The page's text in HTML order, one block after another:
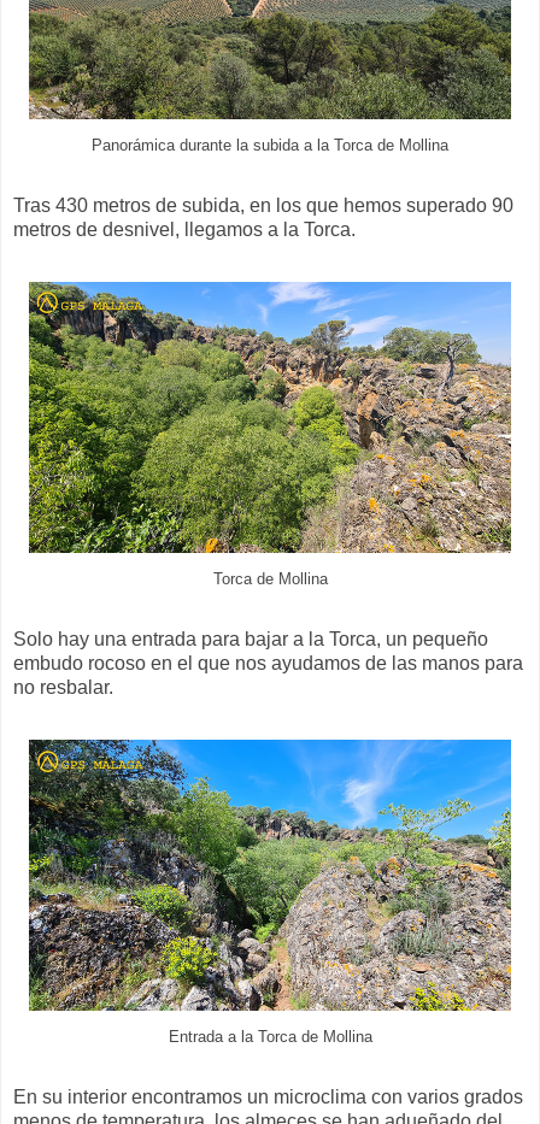
Panorámica durante la subida a la Torca de Mollina
Tras 430 metros de subida, en los que hemos superado 90
metros de desnivel, llegamos a la Torca.
Torca de Mollina
Solo hay una entrada para bajar a la Torca, un pequeño
embudo rocoso en el que nos ayudamos de las manos para
no resbalar.
Entrada a la Torca de Mollina
En su interior encontramos un microclima con varios grados